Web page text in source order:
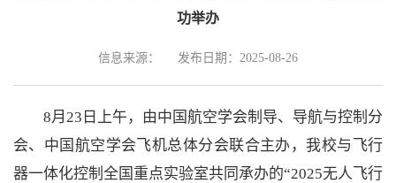
功举办
信息来源： 发布日期：2025-08-26
8月23日上午，由中国航空学会制导、导航与控制分
会、中国航空学会飞机总体分会联合主办，我校与飞行
器一体化控制全国重点实验室共同承办的“2025无人飞行